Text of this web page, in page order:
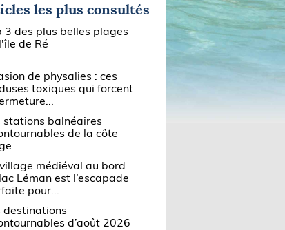
les plus consultés
3 des plus belles plages
de Ré
de physalies : ces
toxiques qui forcent
stations balnéaires
de la côte
médiéval au bord
Léman est l’escapade
pour...
destinations
d’août 2026